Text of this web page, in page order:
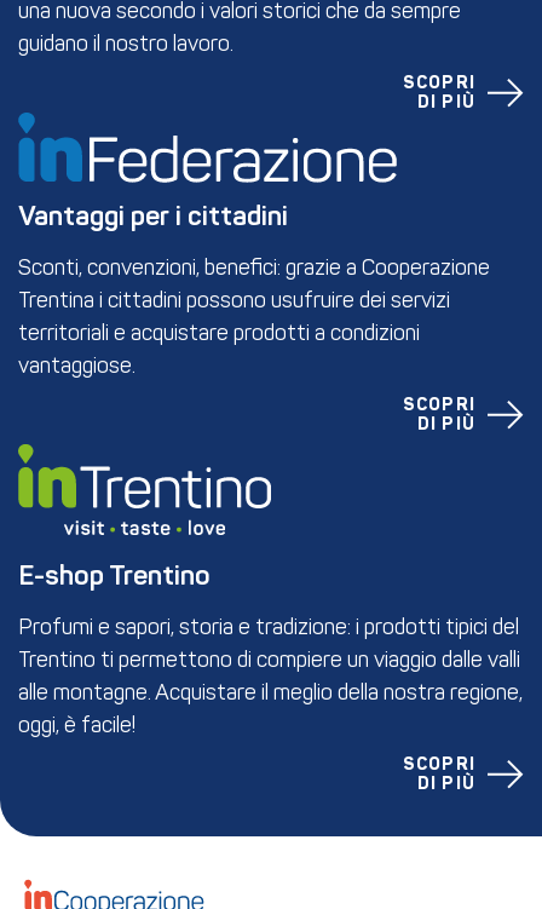
una nuova secondo i valori storici che da sempre
guidano il nostro lavoro.
SCOPRI
DI PIÙ
Vantaggi per i cittadini
Sconti, convenzioni, benefici: grazie a Cooperazione
Trentina i cittadini possono usufruire dei servizi
territoriali e acquistare prodotti a condizioni
vantaggiose.
SCOPRI
DI PIÙ
E-shop Trentino
Profumi e sapori, storia e tradizione: i prodotti tipici del
Trentino ti permettono di compiere un viaggio dalle valli
alle montagne. Acquistare il meglio della nostra regione,
oggi, è facile!
SCOPRI
DI PIÙ